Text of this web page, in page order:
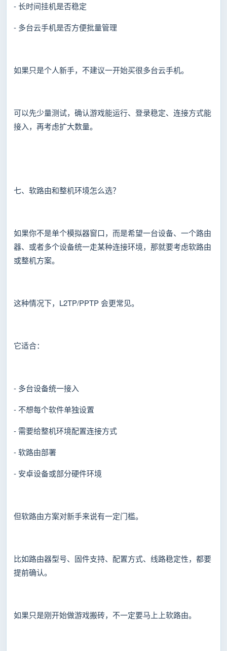
- 长时间挂机是否稳定
- 多台云手机是否方便批量管理
如果只是个人新手，不建议一开始买很多台云手机。
可以先少量测试，确认游戏能运行、登录稳定、连接方式能
接入，再考虑扩大数量。
七、软路由和整机环境怎么选？
如果你不是单个模拟器窗口，而是希望一台设备、一个路由
器、或者多个设备统一走某种连接环境，那就要考虑软路由
或整机方案。
这种情况下，L2TP/PPTP 会更常见。
它适合：
- 多台设备统一接入
- 不想每个软件单独设置
- 需要给整机环境配置连接方式
- 软路由部署
- 安卓设备或部分硬件环境
但软路由方案对新手来说有一定门槛。
比如路由器型号、固件支持、配置方式、线路稳定性，都要
提前确认。
如果只是刚开始做游戏搬砖，不一定要马上上软路由。